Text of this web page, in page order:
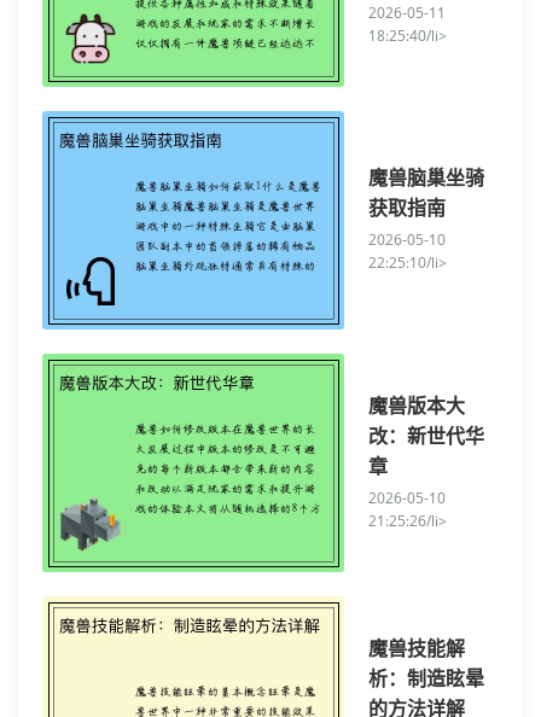
2026-05-11
18:25:40/li>
魔兽脑巢坐骑
获取指南
2026-05-10
22:25:10/li>
魔兽版本大
改：新世代华
章
2026-05-10
21:25:26/li>
魔兽技能解
析：制造眩晕
的方法详解